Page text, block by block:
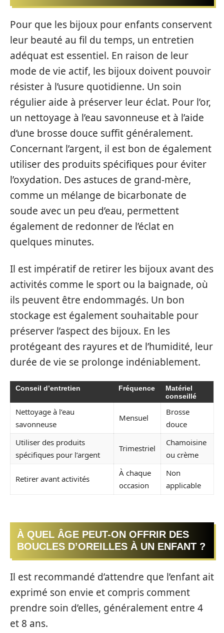
Pour que les bijoux pour enfants conservent
leur beauté au fil du temps, un entretien
adéquat est essentiel. En raison de leur
mode de vie actif, les bijoux doivent pouvoir
résister à l’usure quotidienne. Un soin
régulier aide à préserver leur éclat. Pour l’or,
un nettoyage à l’eau savonneuse et à l’aide
d’une brosse douce suffit généralement.
Concernant l’argent, il est bon de également
utiliser des produits spécifiques pour éviter
l’oxydation. Des astuces de grand-mère,
comme un mélange de bicarbonate de
soude avec un peu d’eau, permettent
également de redonner de l’éclat en
quelques minutes.
Il est impératif de retirer les bijoux avant des
activités comme le sport ou la baignade, où
ils peuvent être endommagés. Un bon
stockage est également souhaitable pour
préserver l’aspect des bijoux. En les
protégeant des rayures et de l’humidité, leur
durée de vie se prolonge indéniablement.
Conseil d’entretien Fréquence
Matériel
conseillé
Nettoyage à l’eau
savonneuse
Mensuel
Brosse
douce
Utiliser des produits
spécifiques pour l’argent
Trimestriel
Chamoisine
ou crème
Retirer avant activités
À chaque
occasion
Non
applicable
À QUEL ÂGE PEUT-ON OFFRIR DES
BOUCLES D’OREILLES À UN ENFANT ?
Il est recommandé d’attendre que l’enfant ait
exprimé son envie et compris comment
prendre soin d’elles, généralement entre 4
et 8 ans.